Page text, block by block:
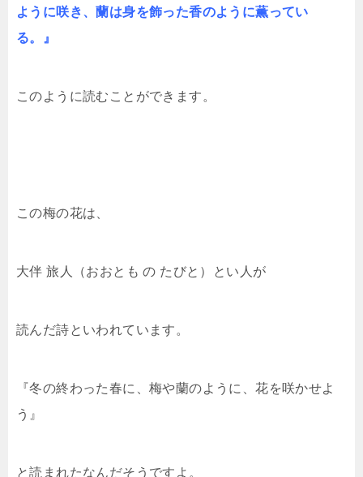
ように咲き、蘭は身を飾った香のように薫ってい
る。』
このように読むことができます。
この梅の花は、
大伴 旅人（おおとも の たびと）とい人が
読んだ詩といわれています。
『冬の終わった春に、梅や蘭のように、花を咲かせよ
う』
と読まれたなんだそうですよ。